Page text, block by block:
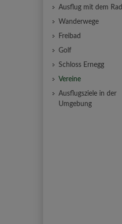
Ausflug mit dem Rad
Wanderwege
Freibad
Golf
Schloss Ernegg
Vereine
Ausflugsziele in der
Umgebung